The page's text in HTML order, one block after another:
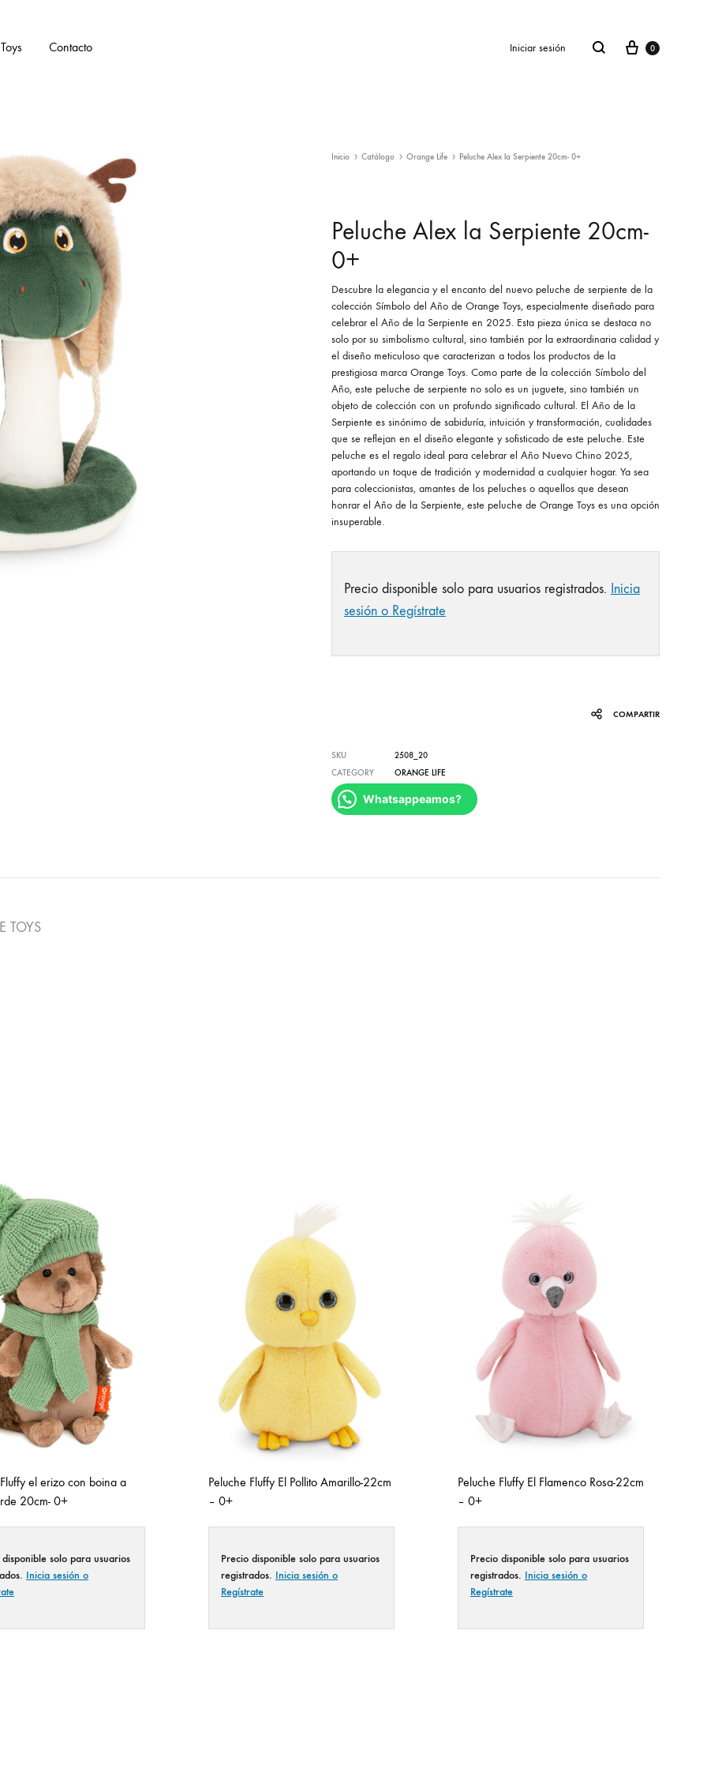
Contacto Iniciar sesión buscar
Accessories
Sweatshirt
Cesta
0
Inicio Catálogo Orange Life Peluche Alex la Serpiente 20cm- 0+
Peluche Alex la Serpiente 20cm-
0+
Descubre la elegancia y el encanto del nuevo peluche de serpiente de la
colección Símbolo del Año de Orange Toys, especialmente diseñado para
celebrar el Año de la Serpiente en 2025. Esta pieza única se destaca no
solo por su simbolismo cultural, sino también por la extraordinaria calidad y
el diseño meticuloso que caracterizan a todos los productos de la
prestigiosa marca Orange Toys. Como parte de la colección Símbolo del
Año, este peluche de serpiente no solo es un juguete, sino también un
objeto de colección con un profundo significado cultural. El Año de la
Serpiente es sinónimo de sabiduría, intuición y transformación, cualidades
que se reflejan en el diseño elegante y sofisticado de este peluche. Este
peluche es el regalo ideal para celebrar el Año Nuevo Chino 2025,
aportando un toque de tradición y modernidad a cualquier hogar. Ya sea
para coleccionistas, amantes de los peluches o aquellos que desean
honrar el Año de la Serpiente, este peluche de Orange Toys es una opción
insuperable.
Precio disponible solo para usuarios registrados. Inicia
sesión o Regístrate
COMPARTIR
SKU
2508_20
CATEGORY
ORANGE LIFE
Whatsappeamos?
TOYS
el erizo con boina a
20cm- 0+
disponible solo para usuarios
Inicia sesión o
Peluche Fluffy El Pollito Amarillo-22cm
– 0+
Precio disponible solo para usuarios
registrados. Inicia sesión o
Regístrate
Peluche Fluffy El Flamenco Rosa-22cm
– 0+
Precio disponible solo para usuarios
registrados. Inicia sesión o
Regístrate